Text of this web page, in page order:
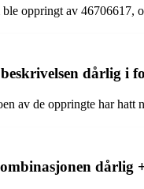
oppringt av 46706617,
dårlig i
av de oppringte har
dårlig